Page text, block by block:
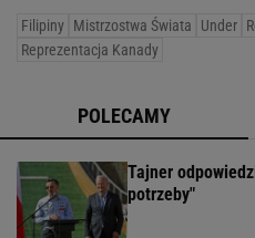
Filipiny Mistrzostwa Świata Under
Reprezentacja Kanady
POLECAMY
Tajner
potrzeby"